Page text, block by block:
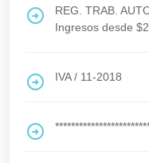
REG. TRAB.
Ingresos desde
IVA/ 11-2018